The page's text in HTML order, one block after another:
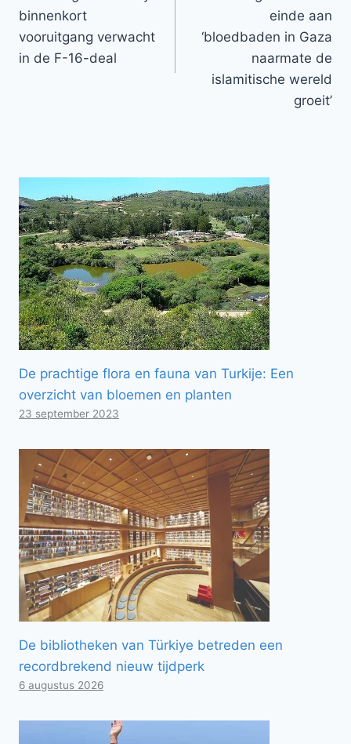
binnenkort
vooruitgang verwacht
in de F-16-deal
einde aan
‘bloedbaden in Gaza
naarmate de
islamitische wereld
groeit’
De prachtige flora en fauna van Turkije: Een
overzicht van bloemen en planten
23 september 2023
De bibliotheken van Türkiye betreden een
recordbrekend nieuw tijdperk
6 augustus 2026